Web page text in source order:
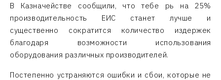
В Казначействе сообщили, что тебе рь на 25%
производительность ЕИС станет лучше и
существенно сократится количество издержек
благодаря возможности использования
оборудования различных производителей.
Постепенно устраняются ошибки и сбои, которые не